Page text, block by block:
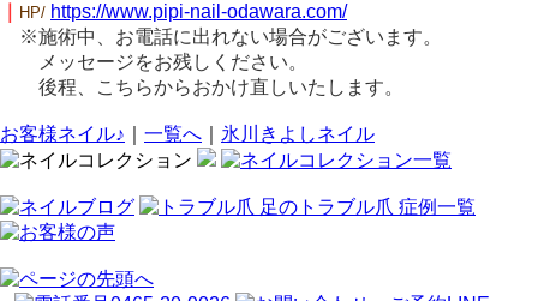
HP/ https://www.pipi-nail-odawara.com/
※施術中、お電話に出れない場合がございます。
メッセージをお残しください。
後程、こちらからおかけ直しいたします。
お客様ネイル♪ 一覧へ 氷川きよしネイル